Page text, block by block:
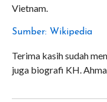
Vietnam.
Sumber: Wikipedia
Terima kasih sudah
juga biografi KH.